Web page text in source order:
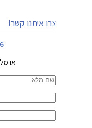
צרו איתנו קשר!
או